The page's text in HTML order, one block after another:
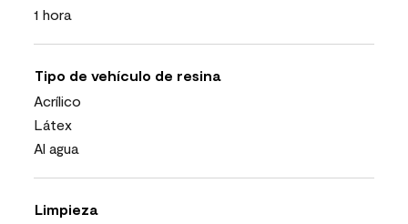
1 hora
Tipo de vehículo de resina
Acrílico
Látex
Al agua
Limpieza